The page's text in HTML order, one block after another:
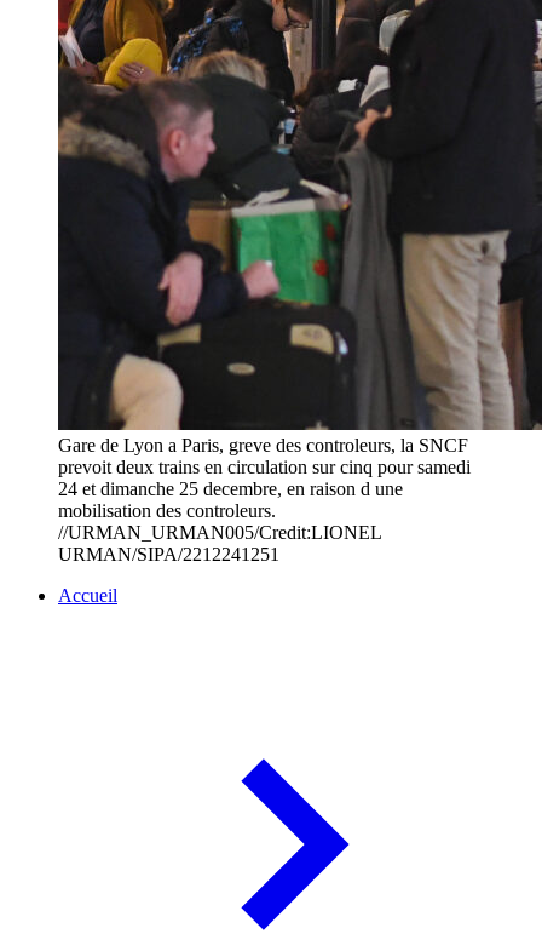
Gare de Lyon a Paris, greve des controleurs, la SNCF
prevoit deux trains en circulation sur cinq pour samedi
24 et dimanche 25 decembre, en raison d une
mobilisation des controleurs.
//URMAN_URMAN005/Credit:LIONEL
URMAN/SIPA/2212241251
Accueil